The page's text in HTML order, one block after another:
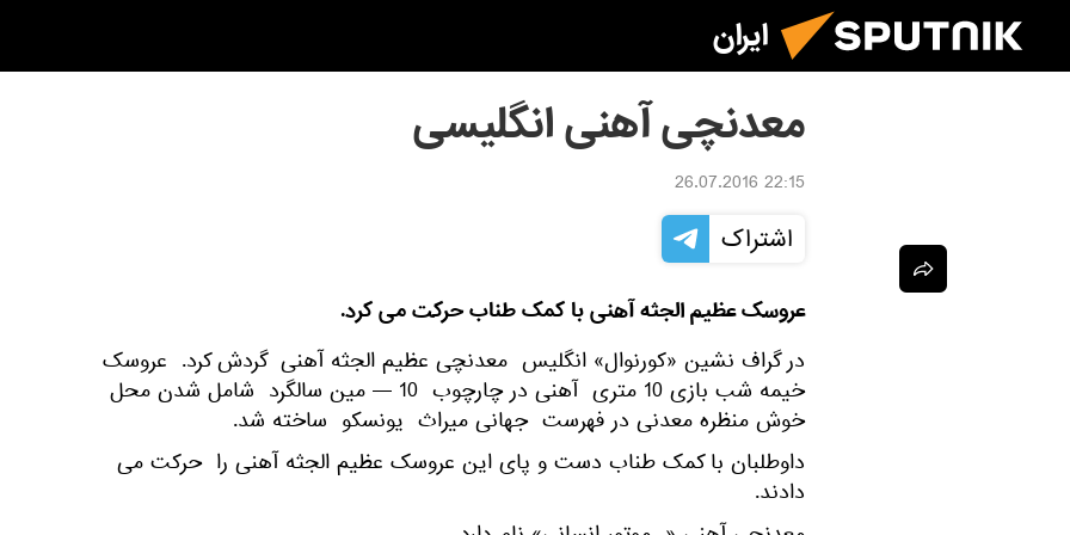
ایران
معدنچی آهنی انگلیسی
22:15 26.07.2016
اشتراک
عروسک عظیم الجثه آهنی با کمک طناب حرکت می کرد.
در گراف نشین «کورنوال» انگلیس معدنچی عظیم الجثه آهنی گردش کرد. عروسک
خیمه شب بازی 10 متری آهنی در چارچوب 10 — مین سالگرد شامل شدن محل
خوش منظره معدنی در فهرست جهانی میراث یونسکو ساخته شد.
داوطلبان با کمک طناب دست و پای این عروسک عظیم الجثه آهنی را حرکت می
دادند.